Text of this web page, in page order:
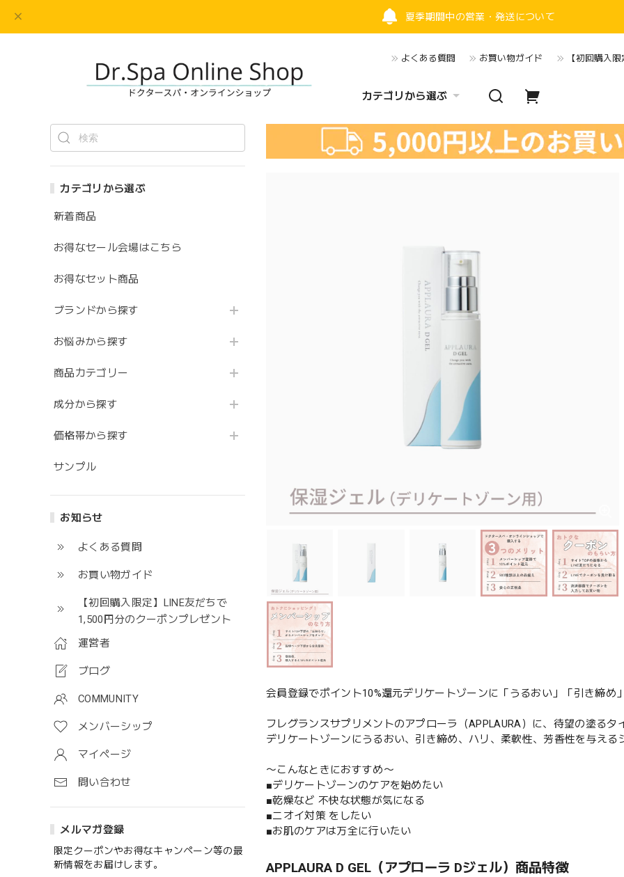
夏季期間中の営業・発送について
よくある質問 お買い物ガイド 【初回購入
カテゴリから選ぶ
カテゴリから選ぶ
新着商品
お得なセール会場はこちら
お得なセット商品
ブランドから探す
お悩みから探す
商品カテゴリー
成分から探す
価格帯から探す
サンプル
お知らせ
よくある質問
お買い物ガイド
【初回購入限定】LINE友だちで
1,500円分のクーポンプレゼント
運営者
ブログ
COMMUNITY
メンバーシップ
マイページ
問い合わせ
メルマガ登録
限定クーポンやお得なキャンペーン等の最
新情報をお届けします。
会員登録でポイント10%還元デリケートゾーンに「うるおい」「引き締め
フレグランスサプリメントのアプローラ（APPLAURA）に、待望の塗るタ
デリケートゾーンにうるおい、引き締め、ハリ、柔軟性、芳香性を与える
〜こんなときにおすすめ〜
■デリケートゾーンのケアを始めたい
■乾燥など 不快な状態が気になる
■ニオイ対策 をしたい
■お肌のケアは万全に行いたい
APPLAURA D GEL（アプローラ Dジェル）商品特徴